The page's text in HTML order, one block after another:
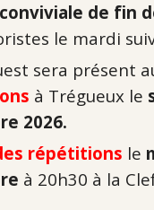
de fin
le mardi
sera présent
à Trégueux le
2026.
répétitions le
à 20h30 à la